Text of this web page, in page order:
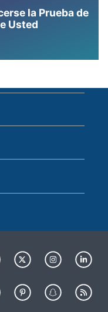
la Prueba de
Usted